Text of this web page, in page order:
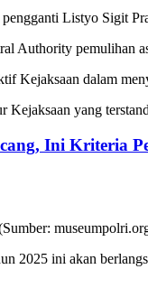
Authority pemulihan
Kejaksaan dalam
Kejaksaan yang
Ini Kriteria
2025 ini akan